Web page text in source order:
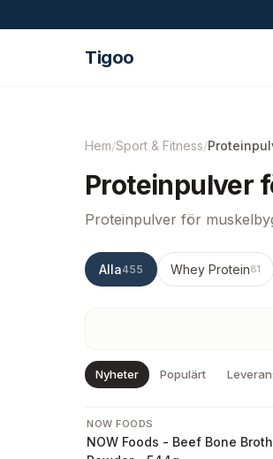
Tigoo
Hem/Sport & Fitness/
Proteinpulver
Proteinpulver för
Alla455 Whey Protein81
Nyheter Populärt
NOW FOODS
NOW Foods - Beef Bone Broth